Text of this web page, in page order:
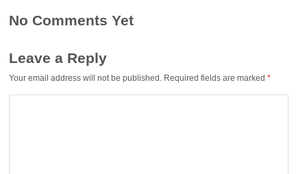
No Comments Yet
Leave a Reply
Your email address will not be published. Required fields are marked*